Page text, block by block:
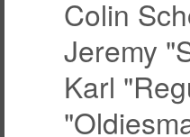
Colin
Jeremy
Karl